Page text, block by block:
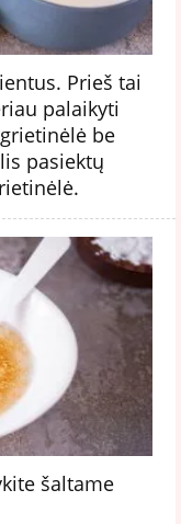
Prieš tai
palaikyti
be
pasiektų
šaltame